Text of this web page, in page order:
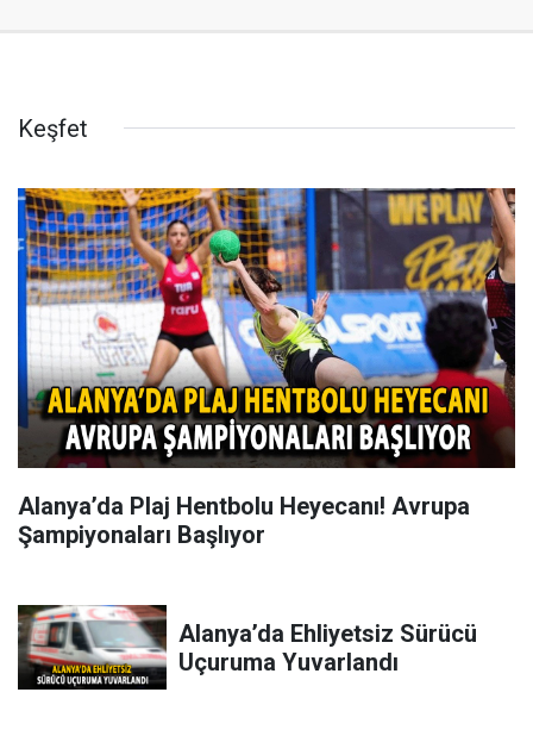
Keşfet
Alanya’da Plaj Hentbolu Heyecanı! Avrupa
Şampiyonaları Başlıyor
Alanya’da Ehliyetsiz Sürücü
Uçuruma Yuvarlandı